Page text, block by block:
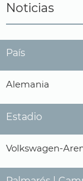
Noticias
País
Alemania
Estadio
Volkswagen-